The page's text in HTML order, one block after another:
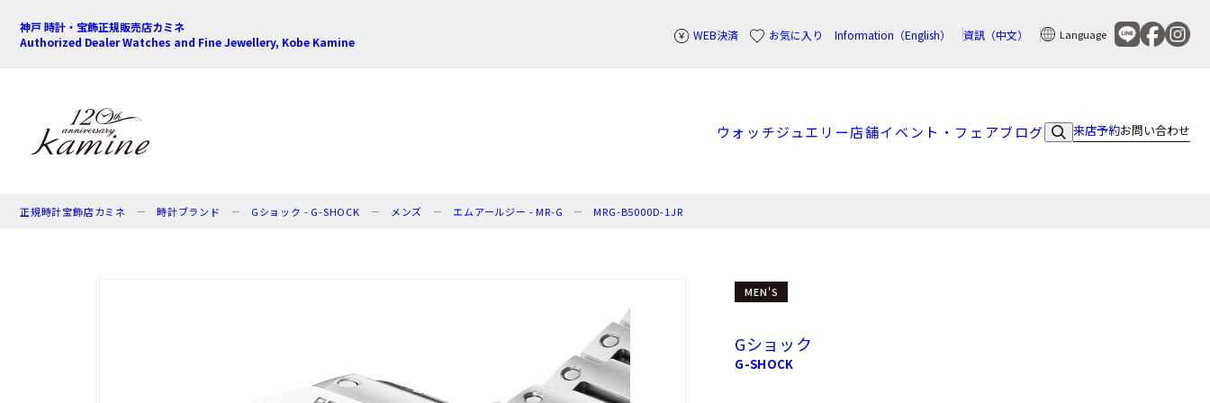
神戸 時計・宝飾正規販売店カミネ
Authorized Dealer Watches and Fine Jewellery, Kobe Kamine
WEB決済 お気に入り Information（English） 資訊（中文） Language
ウォッチジュエリー店舗イベント・フェアブログ 来店予約お問い合わせ
正規時計宝飾店カミネ 時計ブランド Gショック - G-SHOCK メンズ エムアールジー - MR-G MRG-B5000D-1JR
MEN'S
Gショック
G-SHOCK